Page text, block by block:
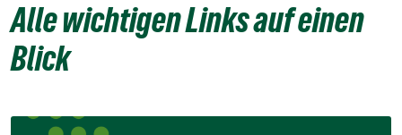
Alle wichtigen Links auf einen
Blick